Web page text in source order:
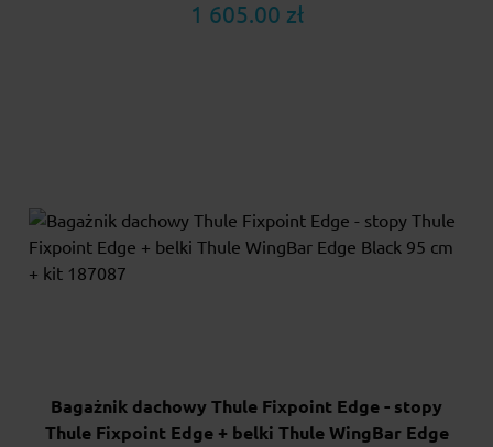
1 605.00 zł
Bagażnik dachowy Thule Fixpoint Edge - stopy
Thule Fixpoint Edge + belki Thule WingBar Edge